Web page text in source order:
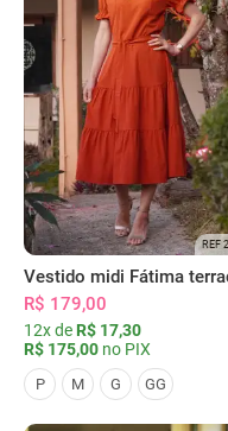
REF
R$ 179,00
12x de R$ 17,30
R$ 175,00 no PIX
P M G GG